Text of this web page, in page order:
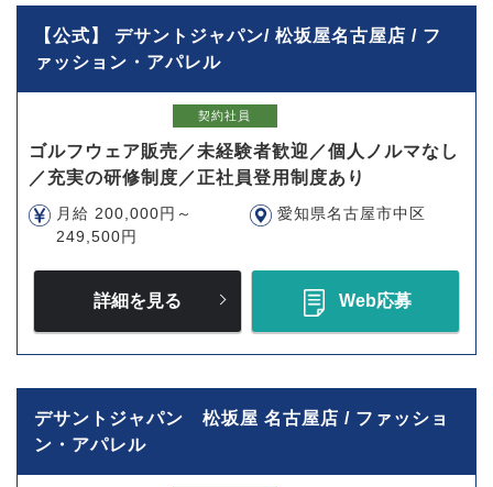
【公式】 デサントジャパン/ 松坂屋名古屋店 / フ
ァッション・アパレル
契約社員
ゴルフウェア販売／未経験者歓迎／個人ノルマなし
／充実の研修制度／正社員登用制度あり
月給 200,000円～
249,500円
愛知県名古屋市中区
詳細を見る Web応募
デサントジャパン 松坂屋 名古屋店 / ファッショ
ン・アパレル